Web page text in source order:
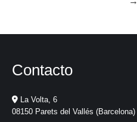
Contacto
La Volta, 6
08150 Parets del Vallés (Barcelona)